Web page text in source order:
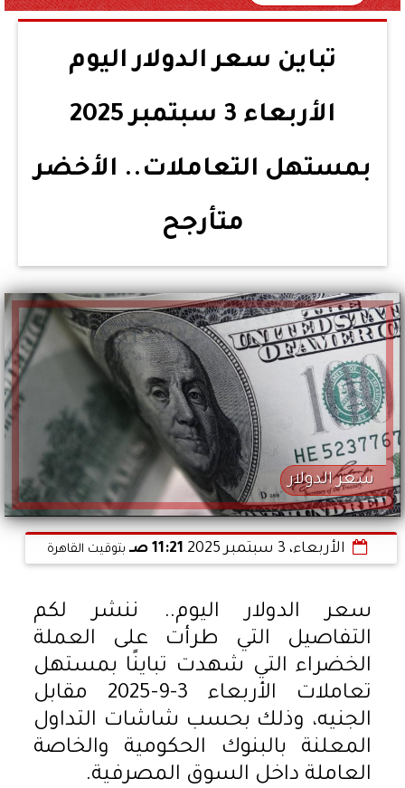
تباين سعر الدولار اليوم
الأربعاء 3 سبتمبر 2025
بمستهل التعاملات.. الأخضر
متأرجح
سعر الدولار
الأربعاء، 3 سبتمبر 2025 11:21 صـ بتوقيت القاهرة
سعر الدولار اليوم.. ننشر لكم
التفاصيل التي طرأت على العملة
الخضراء التي شهدت تباينًا بمستهل
تعاملات الأربعاء 3-9-2025 مقابل
الجنيه، وذلك بحسب شاشات التداول
المعلنة بالبنوك الحكومية والخاصة
العاملة داخل السوق المصرفية.